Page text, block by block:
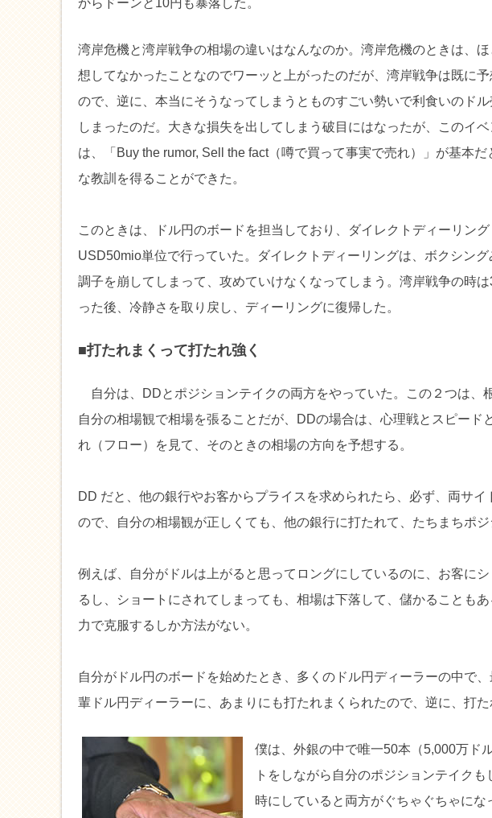
からドーンと10円も暴落した。
湾岸危機と湾岸戦争の相場の違いはなんなのか。湾岸危機のときは、
想してなかったことなのでワーッと上がったのだが、湾岸戦争は既に
ので、逆に、本当にそうなってしまうとものすごい勢いで利食いのド
しまったのだ。大きな損失を出してしまう破目にはなったが、このイ
は、「Buy the rumor, Sell the fact（噂で買って事実で売れ）」が基本だ
な教訓を得ることができた。
このときは、ドル円のボードを担当しており、ダイレクトディーリン
USD50mio単位で行っていた。ダイレクトディーリングは、ボクシン
調子を崩してしまって、攻めていけなくなってしまう。湾岸戦争の時
った後、冷静さを取り戻し、ディーリングに復帰した。
■打たれまくって打たれ強く
自分は、DDとポジションテイクの両方をやっていた。この２つは、
自分の相場観で相場を張ることだが、DDの場合は、心理戦とスピード
れ（フロー）を見て、そのときの相場の方向を予想する。
DD だと、他の銀行やお客からプライスを求められたら、必ず、両サ
ので、自分の相場観が正しくても、他の銀行に打たれて、たちまちポ
例えば、自分がドルは上がると思ってロングにしているのに、お客に
るし、ショートにされてしまっても、相場は下落して、儲かることも
力で克服するしか方法がない。
自分がドル円のボードを始めたとき、多くのドル円ディーラーの中で
輩ドル円ディーラーに、あまりにも打たれまくられたので、逆に、打た
僕は、外銀の中で唯一50本（5,000万ド
トをしながら自分のポジションテイク
時にしていると両方がぐちゃぐちゃに